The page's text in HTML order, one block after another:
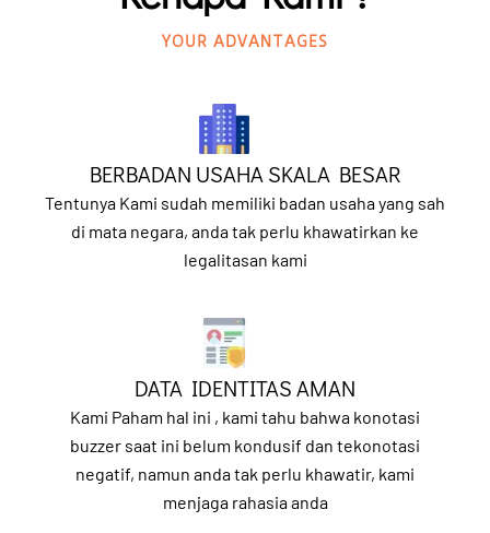
YOUR ADVANTAGES
BERBADAN USAHA SKALA BESAR
Tentunya Kami sudah memiliki badan usaha yang sah
di mata negara, anda tak perlu khawatirkan ke
legalitasan kami
DATA IDENTITAS AMAN
Kami Paham hal ini , kami tahu bahwa konotasi
buzzer saat ini belum kondusif dan tekonotasi
negatif, namun anda tak perlu khawatir, kami
menjaga rahasia anda